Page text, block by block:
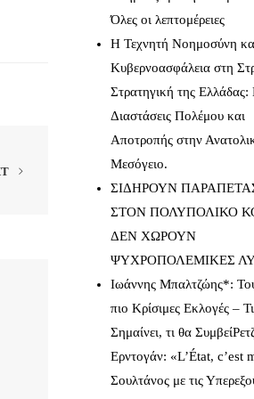
Όλες οι λεπτομέρειες
Η Τεχνητή Νοημοσύνη
Κυβερνοασφάλεια στη
Στρατηγική της Ελλάδας:
Διαστάσεις Πολέμου και
Αποτροπής στην
Μεσόγειο.
ΣΙΔΗΡΟΥΝ
ΣΤΟΝ ΠΟΛΥΠΟΛΙΚΟ
ΔΕΝ ΧΩΡΟΥΝ
ΨΥΧΡΟΠΟΛΕΜΙΚΕΣ
Ιωάννης Μπαλτζώης*:
πιο Κρίσιμες Εκλογές – Τι
Σημαίνει, τι θα
Ερντογάν: «L’État, c’est
Σουλτάνος με τις